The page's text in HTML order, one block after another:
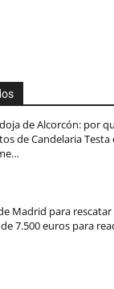
de Alcorcón: por
de Candelaria
Madrid para
7.500 euros para